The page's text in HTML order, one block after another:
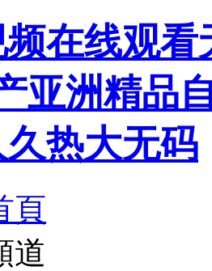
在线观
亚洲精品
热大无码
頁
道